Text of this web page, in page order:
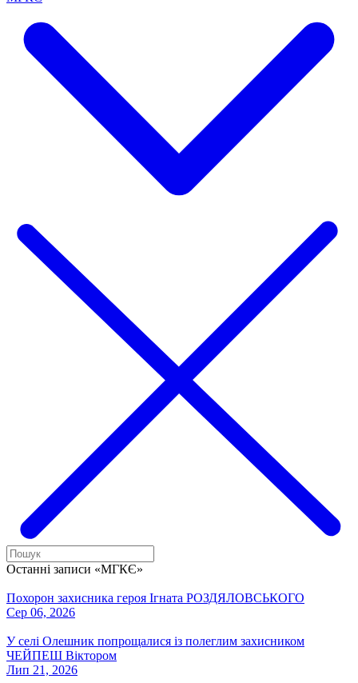
Останні записи «МГКЄ»
Похорон захисника героя Ігната РОЗДЯЛОВСЬКОГО
Сер 06, 2026
У селі Олешник попрощалися із полеглим захисником
ЧЕЙПЕШ Віктором
Лип 21, 2026